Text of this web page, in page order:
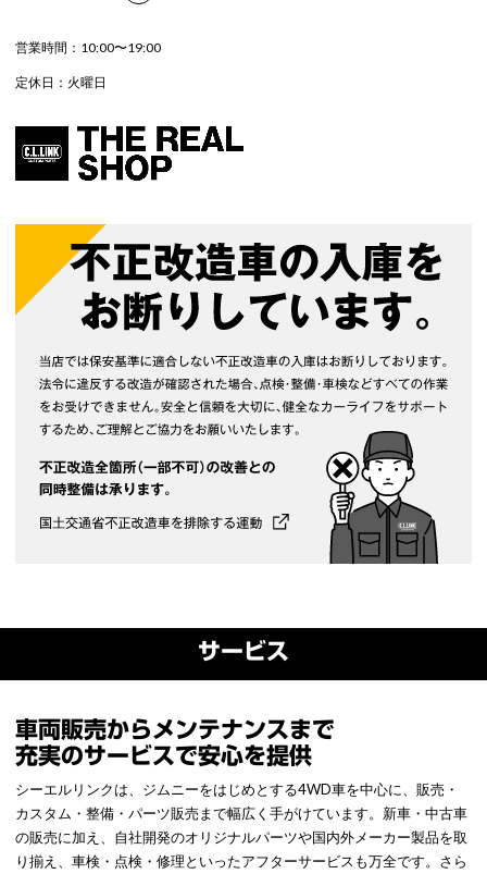
営業時間：10:00〜19:00
定休日：火曜日
サービス
車両販売からメンテナンスまで
充実のサービスで安心を提供
シーエルリンクは、ジムニーをはじめとする4WD車を中心に、販売・
カスタム・整備・パーツ販売まで幅広く手がけています。新車・中古車
の販売に加え、自社開発のオリジナルパーツや国内外メーカー製品を取
り揃え、車検・点検・修理といったアフターサービスも万全です。さら